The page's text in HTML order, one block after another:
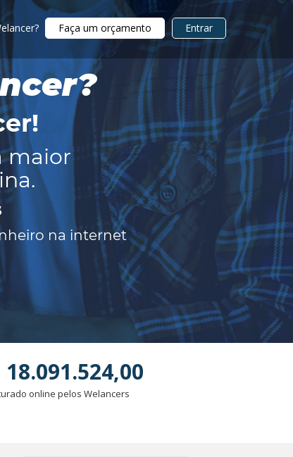
Faça um orçamento Entrar
!
maior
na internet
18.091.524,00
online pelos Welancers